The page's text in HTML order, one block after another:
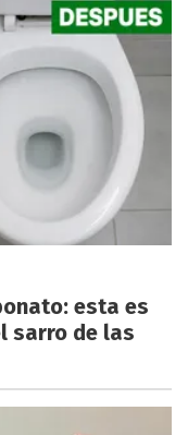
esta es
sarro de las